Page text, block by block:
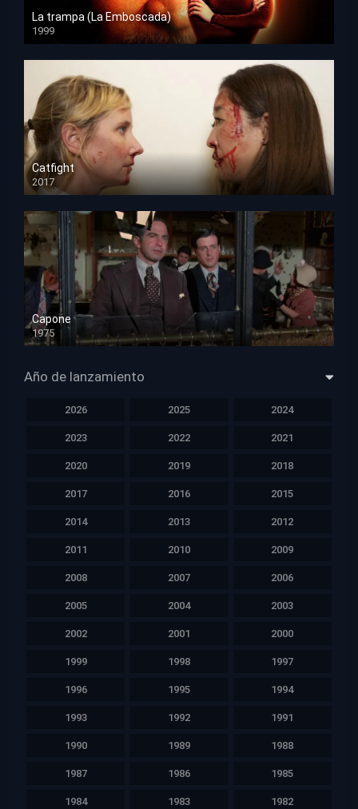
La trampa (La Emboscada)
1999
HD 1080p
Catfight
2017
HD 720p
Capone
1975
HD 1080p
Año de lanzamiento
2026 2025 2024
2023 2022 2021
2020 2019 2018
2017 2016 2015
2014 2013 2012
2011 2010 2009
2008 2007 2006
2005 2004 2003
2002 2001 2000
1999 1998 1997
1996 1995 1994
1993 1992 1991
1990 1989 1988
1987 1986 1985
1984 1983 1982